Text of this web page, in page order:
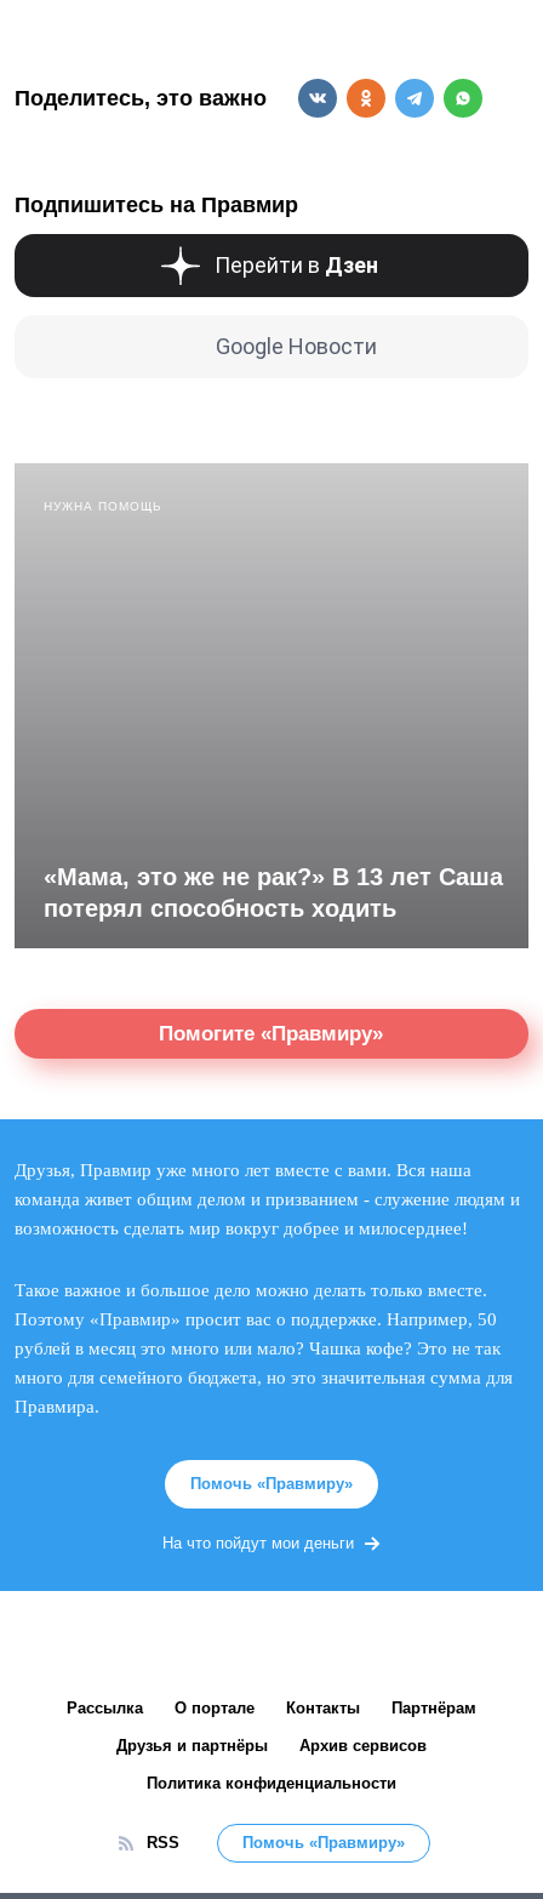
Поделитесь, это важно
Подпишитесь на Правмир
Перейти в Дзен
Google Новости
НУЖНА ПОМОЩЬ
«Мама, это же не рак?» В 13 лет Саша
потерял способность ходить
Помогите «Правмиру»
Друзья, Правмир уже много лет вместе с вами. Вся наша
команда живет общим делом и призванием - служение людям и
возможность сделать мир вокруг добрее и милосерднее!
Такое важное и большое дело можно делать только вместе.
Поэтому «Правмир» просит вас о поддержке. Например, 50
рублей в месяц это много или мало? Чашка кофе? Это не так
много для семейного бюджета, но это значительная сумма для
Правмира.
Помочь «Правмиру»
На что пойдут мои деньги
Рассылка О портале Контакты Партнёрам
Друзья и партнёры Архив сервисов
Политика конфиденциальности
RSS Помочь «Правмиру»